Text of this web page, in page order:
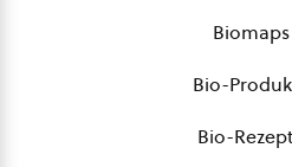
Biomaps
Bio-
Bio-